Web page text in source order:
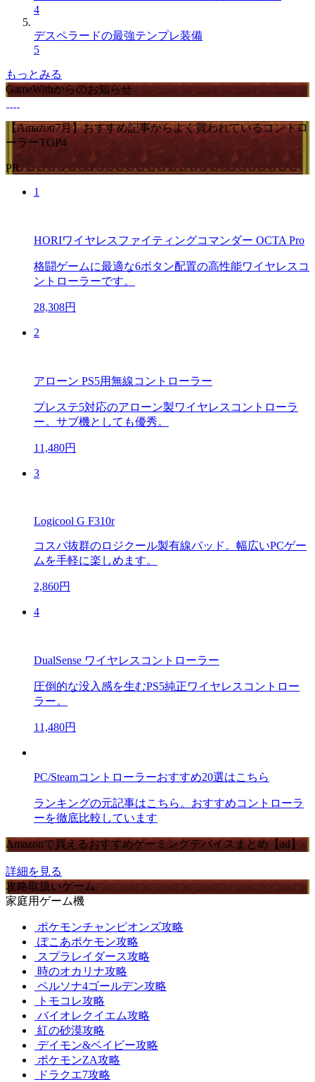
4
デスペラードの最強テンプレ装備
5
もっとみる
GameWithからのお知らせ
【Amazon7月】おすすめ記事からよく買われているコントロ
ーラーTOP4
PR
1
HORIワイヤレスファイティングコマンダー OCTA Pro
格闘ゲームに最適な6ボタン配置の高性能ワイヤレスコ
ントローラーです。
28,308円
2
アローン PS5用無線コントローラー
プレステ5対応のアローン製ワイヤレスコントローラ
ー。サブ機としても優秀。
11,480円
3
Logicool G F310r
コスパ抜群のロジクール製有線パッド。幅広いPCゲー
ムを手軽に楽しめます。
2,860円
4
DualSense ワイヤレスコントローラー
圧倒的な没入感を生むPS5純正ワイヤレスコントロー
ラー。
11,480円
PC/Steamコントローラーおすすめ20選はこちら
ランキングの元記事はこちら。おすすめコントローラ
ーを徹底比較しています
Amazonで買えるおすすめゲーミングデバイスまとめ【ad】
詳細を見る
攻略取扱いゲーム
家庭用ゲーム機
ポケモンチャンピオンズ攻略
ぽこあポケモン攻略
スプラレイダース攻略
時のオカリナ攻略
ペルソナ4ゴールデン攻略
トモコレ攻略
バイオレクイエム攻略
紅の砂漠攻略
デイモン&ベイビー攻略
ポケモンZA攻略
ドラクエ7攻略